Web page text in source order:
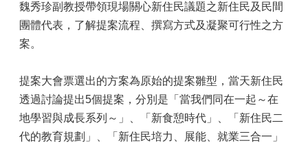
魏秀珍副教授帶領現場關心新住民議題之新住民及民間
團體代表，了解提案流程、撰寫方式及凝聚可行性之方
案。
提案大會票選出的方案為原始的提案雛型，當天新住民
透過討論提出5個提案，分別是「當我們同在一起～在
地學習與成長系列～」、「新食憩時代」、「新住民二
代的教育規劃」、「新住民培力、展能、就業三合一」